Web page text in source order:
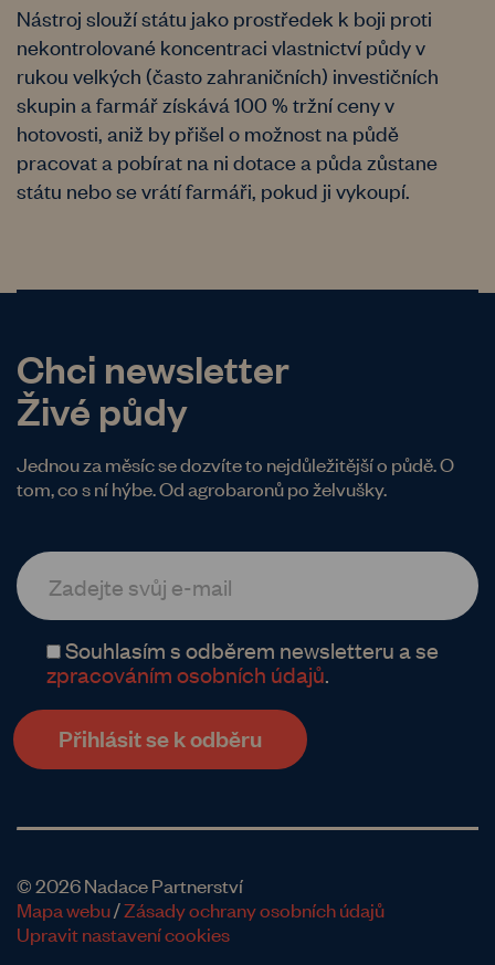
Nástroj slouží státu jako prostředek k boji proti
nekontrolované koncentraci vlastnictví půdy v
rukou velkých (často zahraničních) investičních
skupin a farmář získává 100 % tržní ceny v
hotovosti, aniž by přišel o možnost na půdě
pracovat a pobírat na ni dotace a půda zůstane
státu nebo se vrátí farmáři, pokud ji vykoupí.
Chci newsletter
Živé půdy
Jednou za měsíc se dozvíte to nejdůležitější o půdě. O
tom, co s ní hýbe. Od agrobaronů po želvušky.
Souhlasím s odběrem newsletteru a se
zpracováním osobních údajů.
© 2026 Nadace Partnerství
Mapa webu/Zásady ochrany osobních údajů
Upravit nastavení cookies